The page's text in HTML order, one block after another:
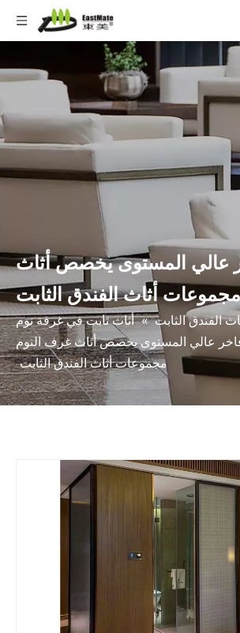
عالي المستوى يخصص أثاث
أثاث الفندق الثابت
الفندق الثابت » أثاث ثابت في غرفة نوم
عالي المستوى يخصص أثاث غرف النوم
مجموعات أثاث الفندق الثابت